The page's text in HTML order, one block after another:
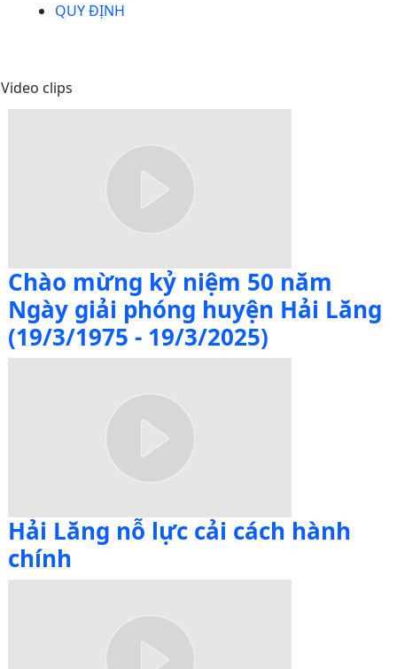
QUY ĐỊNH
Video clips
Chào mừng kỷ niệm 50 năm
Ngày giải phóng huyện Hải Lăng
(19/3/1975 - 19/3/2025)
Hải Lăng nỗ lực cải cách hành
chính